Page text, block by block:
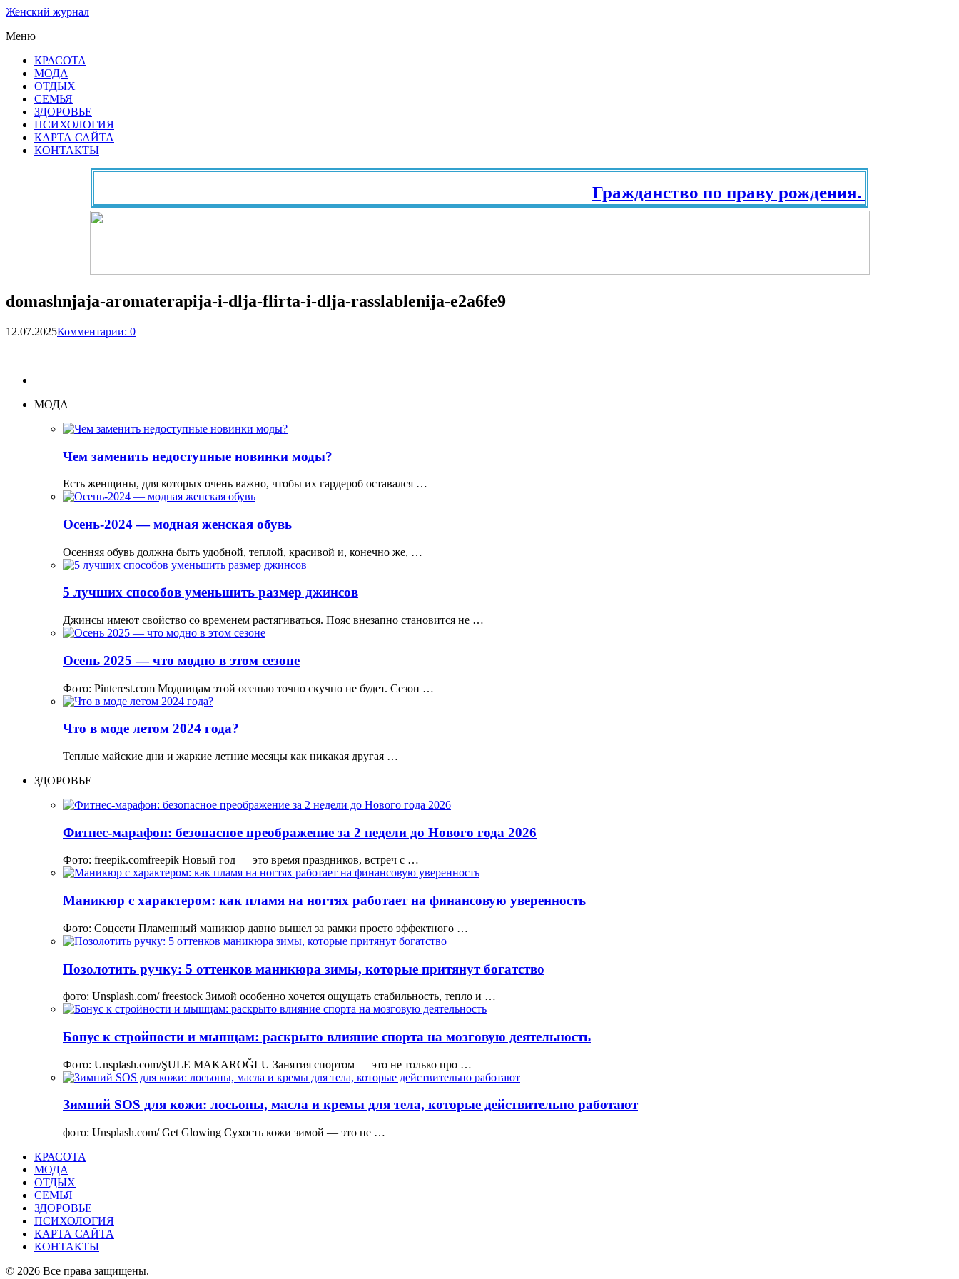
Женский журнал
Меню
КРАСОТА
МОДА
ОТДЫХ
СЕМЬЯ
ЗДОРОВЬЕ
ПСИХОЛОГИЯ
КАРТА САЙТА
КОНТАКТЫ
Гражданство по праву рождения. Паспорт в
domashnjaja-aromaterapija-i-dlja-flirta-i-dlja-rasslablenija-e2a6fe9
12.07.2025Комментарии: 0
МОДА
Чем заменить недоступные новинки моды?
Есть женщины, для которых очень важно, чтобы их гардероб оставался …
Осень-2024 — модная женская обувь
Осенняя обувь должна быть удобной, теплой, красивой и, конечно же, …
5 лучших способов уменьшить размер джинсов
Джинсы имеют свойство со временем растягиваться. Пояс внезапно становится не …
Осень 2025 — что модно в этом сезоне
Фото: Pinterest.com Модницам этой осенью точно скучно не будет. Сезон …
Что в моде летом 2024 года?
Теплые майские дни и жаркие летние месяцы как никакая другая …
ЗДОРОВЬЕ
Фитнес-марафон: безопасное преображение за 2 недели до Нового года 2026
Фото: freepik.comfreepik Новый год — это время праздников, встреч с …
Маникюр с характером: как пламя на ногтях работает на финансовую уверенность
Фото: Соцсети Пламенный маникюр давно вышел за рамки просто эффектного …
Позолотить ручку: 5 оттенков маникюра зимы, которые притянут богатство
фото: Unsplash.com/ freestock Зимой особенно хочется ощущать стабильность, тепло и …
Бонус к стройности и мышцам: раскрыто влияние спорта на мозговую деятельность
Фото: Unsplash.com/ŞULE MAKAROĞLU Занятия спортом — это не только про …
Зимний SOS для кожи: лосьоны, масла и кремы для тела, которые действительно работают
фото: Unsplash.com/ Get Glowing Сухость кожи зимой — это не …
КРАСОТА
МОДА
ОТДЫХ
СЕМЬЯ
ЗДОРОВЬЕ
ПСИХОЛОГИЯ
КАРТА САЙТА
КОНТАКТЫ
© 2026 Все права защищены.